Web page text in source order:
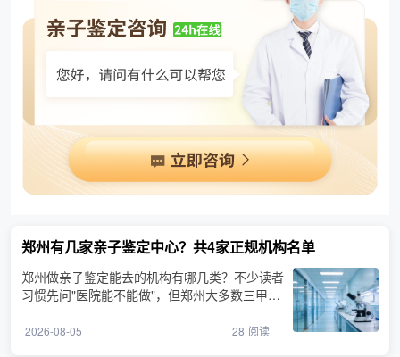
郑州有几家亲子鉴定中心？共4家正规机构名单
郑州做亲子鉴定能去的机构有哪几类？不少读者
习惯先问"医院能不能做"，但郑州大多数三甲医
2026-08-05 28 阅读